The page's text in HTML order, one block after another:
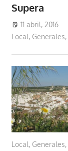
Supera
11 abril, 2016
Local, Generales,
Local, Generales,